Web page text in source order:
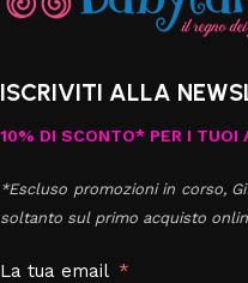
ISCRIVITI ALLA
10% DI SCONTO* PER I TUOI
*Escluso promozioni in corso,
soltanto sul primo acquisto
La tua email